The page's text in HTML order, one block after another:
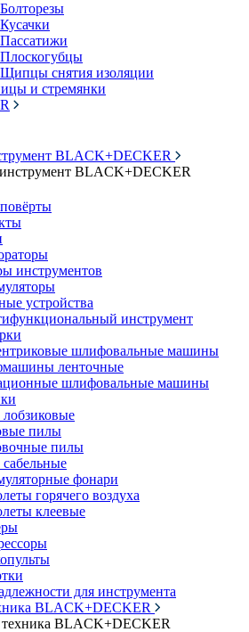
Болторезы
Кусачки
Пассатижи
Плоскогубцы
Щипцы снятия изоляции
и стремянки
BLACK+DECKER
BLACK+DECKER
инструментов
устройства
инструмент
шлифовальные машины
ленточные
шлифовальные машины
пилы
пилы
фонари
горячего воздуха
клеевые
для инструмента
BLACK+DECKER
техника BLACK+DECKER